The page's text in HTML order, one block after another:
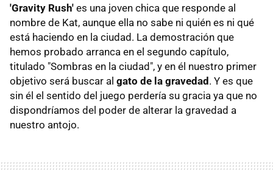
'Gravity Rush' es una joven chica que responde al
nombre de Kat, aunque ella no sabe ni quién es ni qué
está haciendo en la ciudad. La demostración que
hemos probado arranca en el segundo capítulo,
titulado "Sombras en la ciudad", y en él nuestro primer
objetivo será buscar al gato de la gravedad. Y es que
sin él el sentido del juego perdería su gracia ya que no
dispondríamos del poder de alterar la gravedad a
nuestro antojo.